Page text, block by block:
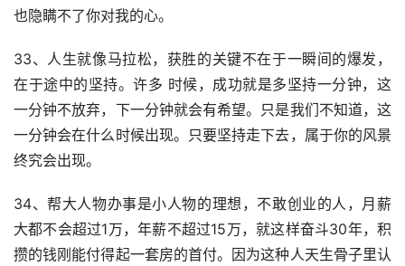
也隐瞒不了你对我的心。
33、人生就像马拉松，获胜的关键不在于一瞬间的爆发，
在于途中的坚持。许多 时候，成功就是多坚持一分钟，这
一分钟不放弃，下一分钟就会有希望。只是我们不知道，这
一分钟会在什么时候出现。只要坚持走下去，属于你的风景
终究会出现。
34、帮大人物办事是小人物的理想，不敢创业的人，月薪
大都不会超过1万，年薪不超过15万，就这样奋斗30年，积
攒的钱刚能付得起一套房的首付。因为这种人天生骨子里认